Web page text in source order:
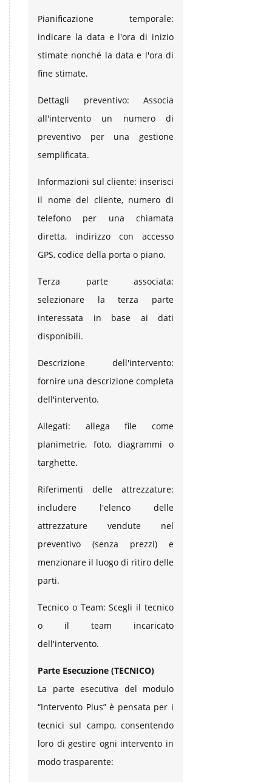
Pianificazione temporale:
indicare la data e l'ora di inizio
stimate nonché la data e l'ora di
fine stimate.
Dettagli preventivo: Associa
all'intervento un numero di
preventivo per una gestione
semplificata.
Informazioni sul cliente: inserisci
il nome del cliente, numero di
telefono per una chiamata
diretta, indirizzo con accesso
GPS, codice della porta o piano.
Terza parte associata:
selezionare la terza parte
interessata in base ai dati
disponibili.
Descrizione dell'intervento:
fornire una descrizione completa
dell'intervento.
Allegati: allega file come
planimetrie, foto, diagrammi o
targhette.
Riferimenti delle attrezzature:
includere l'elenco delle
attrezzature vendute nel
preventivo (senza prezzi) e
menzionare il luogo di ritiro delle
parti.
Tecnico o Team: Scegli il tecnico
o il team incaricato
dell'intervento.
Parte Esecuzione (TECNICO)
La parte esecutiva del modulo
“Intervento Plus” è pensata per i
tecnici sul campo, consentendo
loro di gestire ogni intervento in
modo trasparente: